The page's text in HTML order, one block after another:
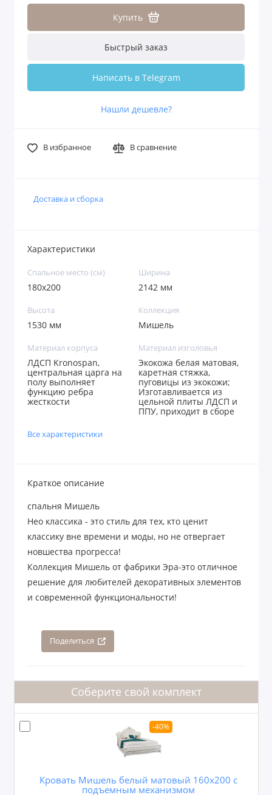
Купить
Быстрый заказ
Написать в Telegram
Нашли дешевле?
В избранное В сравнение
Доставка и сборка
Характеристики
Спальное место (см)
180х200
Ширина
2142 мм
Высота
1530 мм
Коллекция
Мишель
Материал корпуса
ЛДСП Kronospan,
центральная царга на
полу выполняет
функцию ребра
жесткости
Материал изголовья
Экокожа белая матовая,
каретная стяжка,
пуговицы из экокожи;
Изготавливается из
цельной плиты ЛДСП и
ППУ, приходит в сборе
Все характеристики
Краткое описание
спальня Мишель
Нео классика - это стиль для тех, кто ценит
классику вне времени и моды, но не отвергает
новшества прогресса!
Коллекция Мишель от фабрики Эра-это отличное
решение для любителей декоративных элементов
и современной функциональности!
Поделиться
Соберите свой комплект
-40%
Кровать Мишель белый матовый 160х200 с
подъемным механизмом